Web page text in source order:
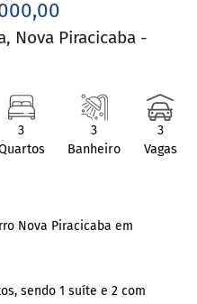
Nova Piracicaba -
3
3
Banheiro
3
Vagas
Nova Piracicaba em
sendo 1 suíte e 2 com